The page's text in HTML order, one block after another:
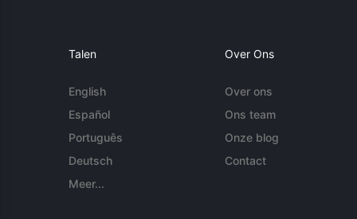
Talen
English
Español
Português
Deutsch
Meer...
Over Ons
Over ons
Ons team
Onze blog
Contact